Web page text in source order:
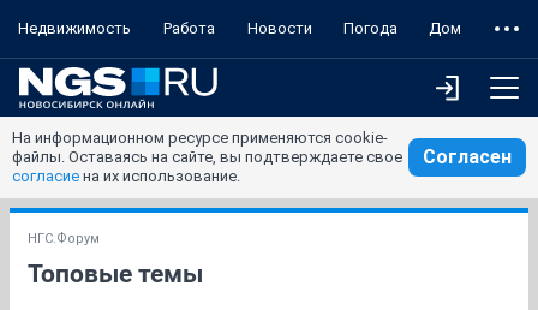
Недвижимость Работа Новости Погода Дом
На информационном ресурсе применяются cookie-
файлы. Оставаясь на сайте, вы подтверждаете свое
согласие на их использование.
Согласен
НГС.Форум
Топовые темы